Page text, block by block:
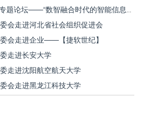
· CCF ChinaData专题论坛——“数智融合时代的智能信息系统”在海南博鳌成功举办
会走进河北省社会组织促进会
会走进企业——【捷软世纪】
走进长安大学
走进沈阳航空航天大学
会走进黑龙江科技大学